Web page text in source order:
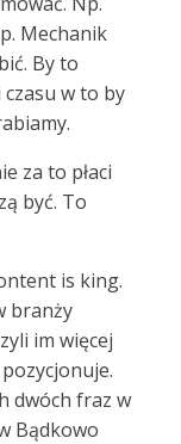
Mechanik
By to
w to by
za to płaci
być. To
is king.
branży
im więcej
dwóch fraz w
Bądkowo